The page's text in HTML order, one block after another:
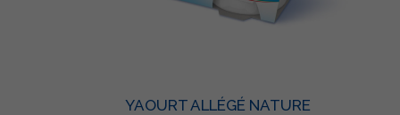
YAOURT ALLÉGÉ NATURE